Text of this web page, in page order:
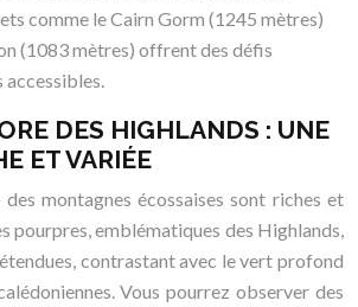
comme le Cairn Gorm (1245 mètres)
(1083 mètres) offrent des défis
accessibles.
DES HIGHLANDS : UNE
ET VARIÉE
montagnes écossaises sont riches et
pourpres, emblématiques des Highlands,
contrastant avec le vert profond
Vous pourrez observer des